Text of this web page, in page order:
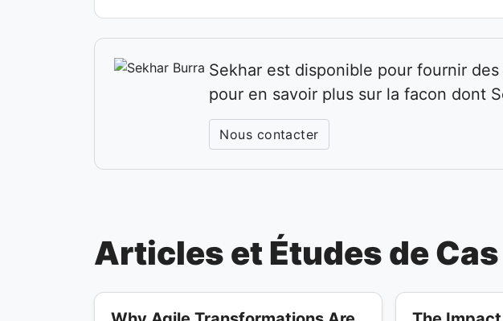
Sekhar est disponible pour fournir
pour en savoir plus sur la facon dont
Nous contacter
Articles et Études de Cas